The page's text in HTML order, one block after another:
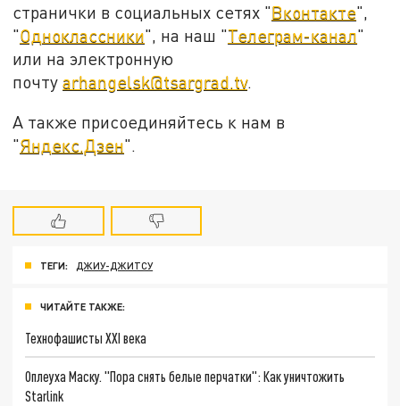
странички в социальных сетях "Вконтакте",
"Одноклассники", на наш "Телеграм-канал"
или на электронную
почтуarhangelsk@tsargrad.tv.
А также присоединяйтесь к нам в
"Яндекс.Дзен".
ТЕГИ: ДЖИУ-ДЖИТСУ
ЧИТАЙТЕ ТАКЖЕ:
Технофашисты XXI века
Оплеуха Маску. "Пора снять белые перчатки": Как уничтожить
Starlink